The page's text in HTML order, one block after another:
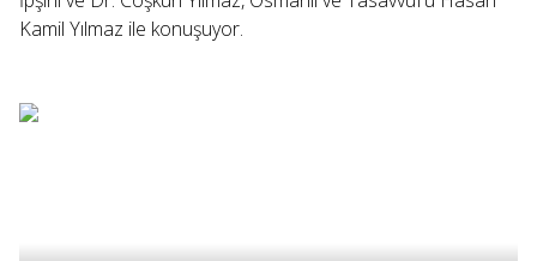
Kamil Yılmaz ile konuşuyor.